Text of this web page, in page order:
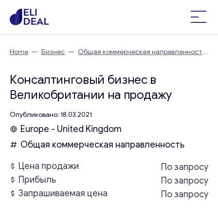
Home — Бизнес — Общая коммерческая направленность
Консалтинговый бизнес в
Великобритании на продажу
Опубликовано: 18.03.2021
Europe - United Kingdom
Общая коммерческая направленность
Цена продажи
По запросу
Прибыль
По запросу
Запрашиваемая цена
По запросу